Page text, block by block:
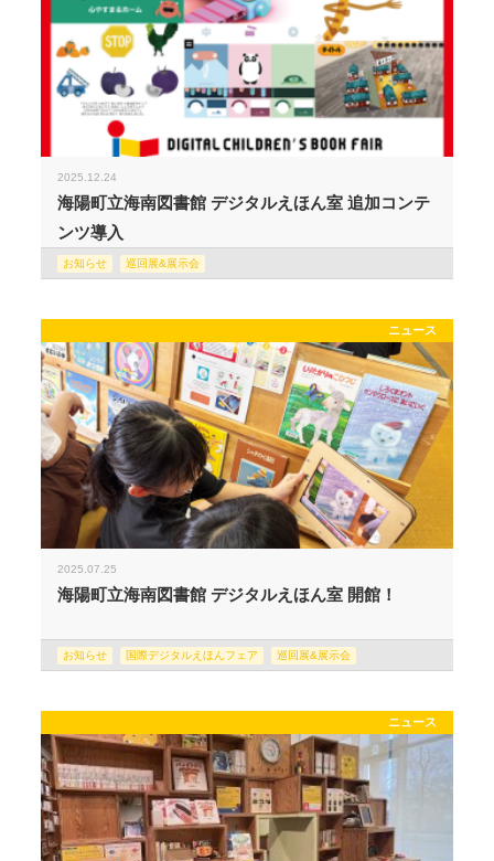
2025.12.24
海陽町立海南図書館 デジタルえほん室 追加コンテ
ンツ導入
お知らせ 巡回展&展示会
ニュース
2025.07.25
海陽町立海南図書館 デジタルえほん室 開館！
お知らせ 国際デジタルえほんフェア 巡回展&展示会
ニュース